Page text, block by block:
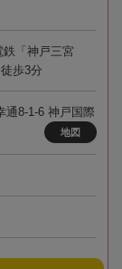
「神戸三宮
歩3分
通8-1-6 神戸国際
地図